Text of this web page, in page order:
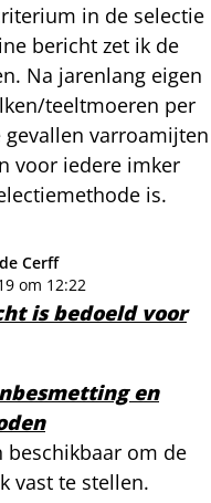
in de selectie
bericht zet ik de
Na jarenlang eigen
teeltmoeren per
varroamijten
voor iedere imker
is.
Cerff
om 12:22
is bedoeld voor
en
beschikbaar om de
vast te stellen.